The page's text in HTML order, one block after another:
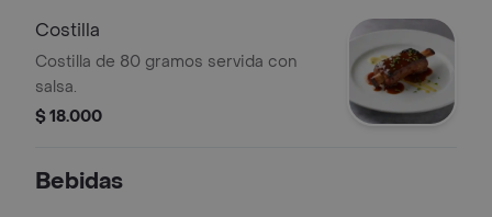
Costilla
Costilla de 80 gramos servida con
salsa.
$ 18.000
Bebidas